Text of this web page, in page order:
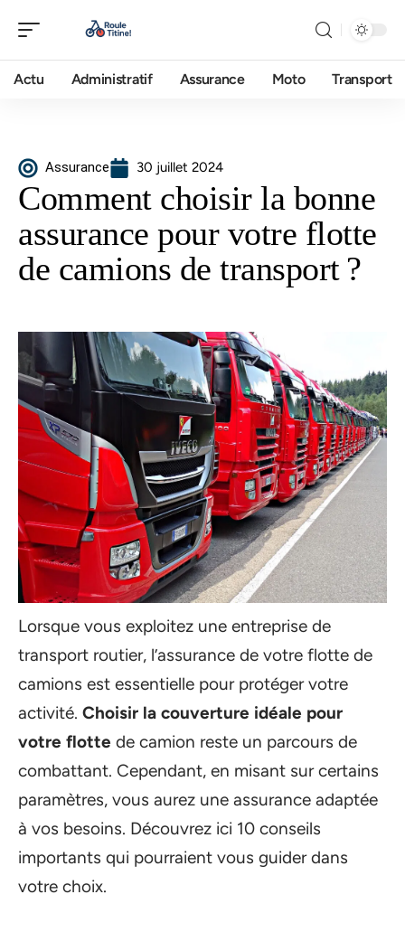
Actu Administratif Assurance Moto Transport
Assurance 30 juillet 2024
Comment choisir la bonne
assurance pour votre flotte
de camions de transport ?
Lorsque vous exploitez une entreprise de
transport routier, l’assurance de votre flotte de
camions est essentielle pour protéger votre
activité. Choisir la couverture idéale pour
votre flotte de camion reste un parcours de
combattant. Cependant, en misant sur certains
paramètres, vous aurez une assurance adaptée
à vos besoins. Découvrez ici 10 conseils
importants qui pourraient vous guider dans
votre choix.